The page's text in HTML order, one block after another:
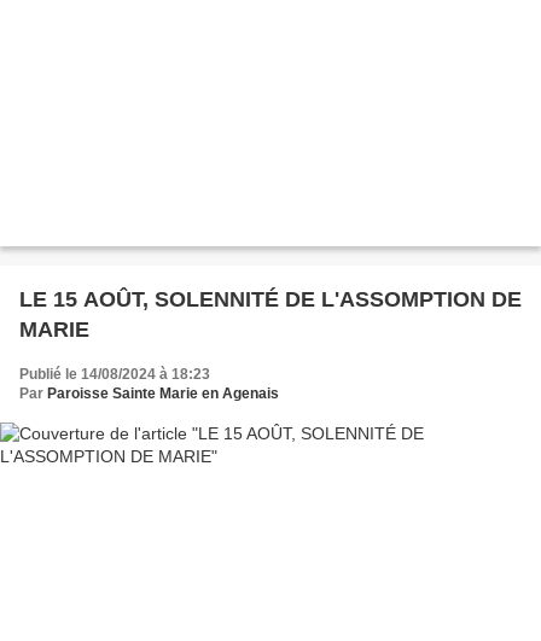
LE 15 AOÛT, SOLENNITÉ DE L'ASSOMPTION DE
MARIE
Publié le 14/08/2024 à 18:23
Par Paroisse Sainte Marie en Agenais